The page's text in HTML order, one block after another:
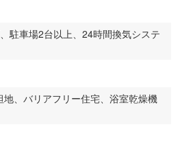
駐車場2台以上、24時間換気システ
、バリアフリー住宅、浴室乾燥機